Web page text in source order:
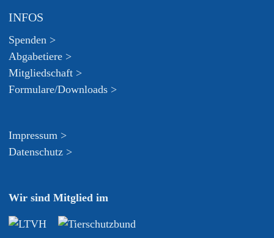
INFOS
Spenden >
Abgabetiere >
Mitgliedschaft >
Formulare/Downloads >
Impressum >
Datenschutz >
Wir sind Mitglied im